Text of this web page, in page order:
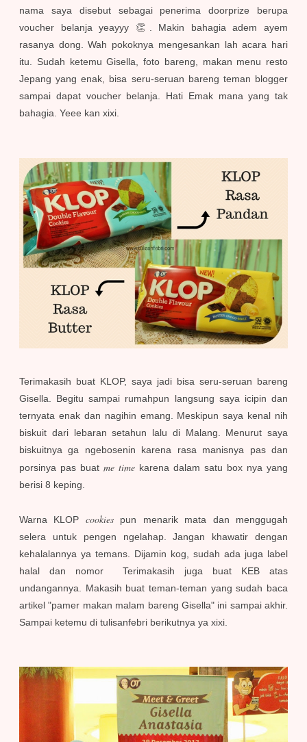
nama saya disebut sebagai penerima doorprize berupa
voucher belanja yeayyy 👏. Makin bahagia adem ayem
rasanya dong. Wah pokoknya mengesankan lah acara hari
itu. Sudah ketemu Gisella, foto bareng, makan menu resto
Jepang yang enak, bisa seru-seruan bareng teman blogger
sampai dapat voucher belanja. Hati Emak mana yang tak
bahagia. Yeee kan xixi.
Terimakasih buat KLOP, saya jadi bisa seru-seruan bareng
Gisella. Begitu sampai rumahpun langsung saya icipin dan
ternyata enak dan nagihin emang. Meskipun saya kenal nih
biskuit dari lebaran setahun lalu di Malang. Menurut saya
biskuitnya ga ngebosenin karena rasa manisnya pas dan
porsinya pas buat me time karena dalam satu box nya yang
berisi 8 keping.
Warna KLOP cookiespun menarik mata dan menggugah
selera untuk pengen ngelahap. Jangan khawatir dengan
kehalalannya ya temans. Dijamin kog, sudah ada juga label
halal dan nomor Terimakasih juga buat KEB atas
undangannya. Makasih buat teman-teman yang sudah baca
artikel "pamer makan malam bareng Gisella" ini sampai akhir.
Sampai ketemu di tulisanfebri berikutnya ya xixi.